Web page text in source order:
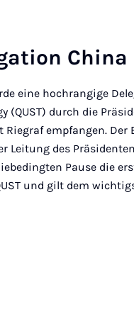
eine hochrangige
(QUST) durch die
Riegraf empfangen.
Leitung des
Pause die
und gilt dem